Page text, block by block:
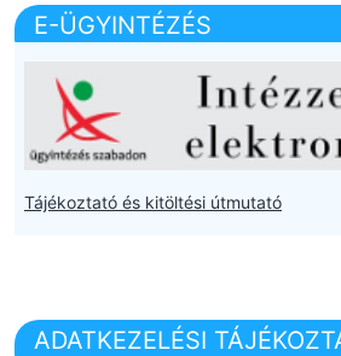
E-ÜGYINTÉZÉS
Tájékoztató és kitöltési útmutató
ADATKEZELÉSI